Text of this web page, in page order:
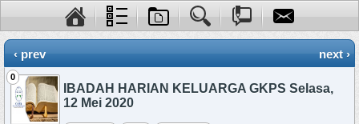
‹ prev next ›
0
IBADAH HARIAN KELUARGA GKPS Selasa,
12 Mei 2020